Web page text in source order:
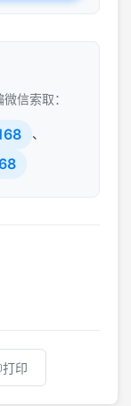
信索取：
、
打印